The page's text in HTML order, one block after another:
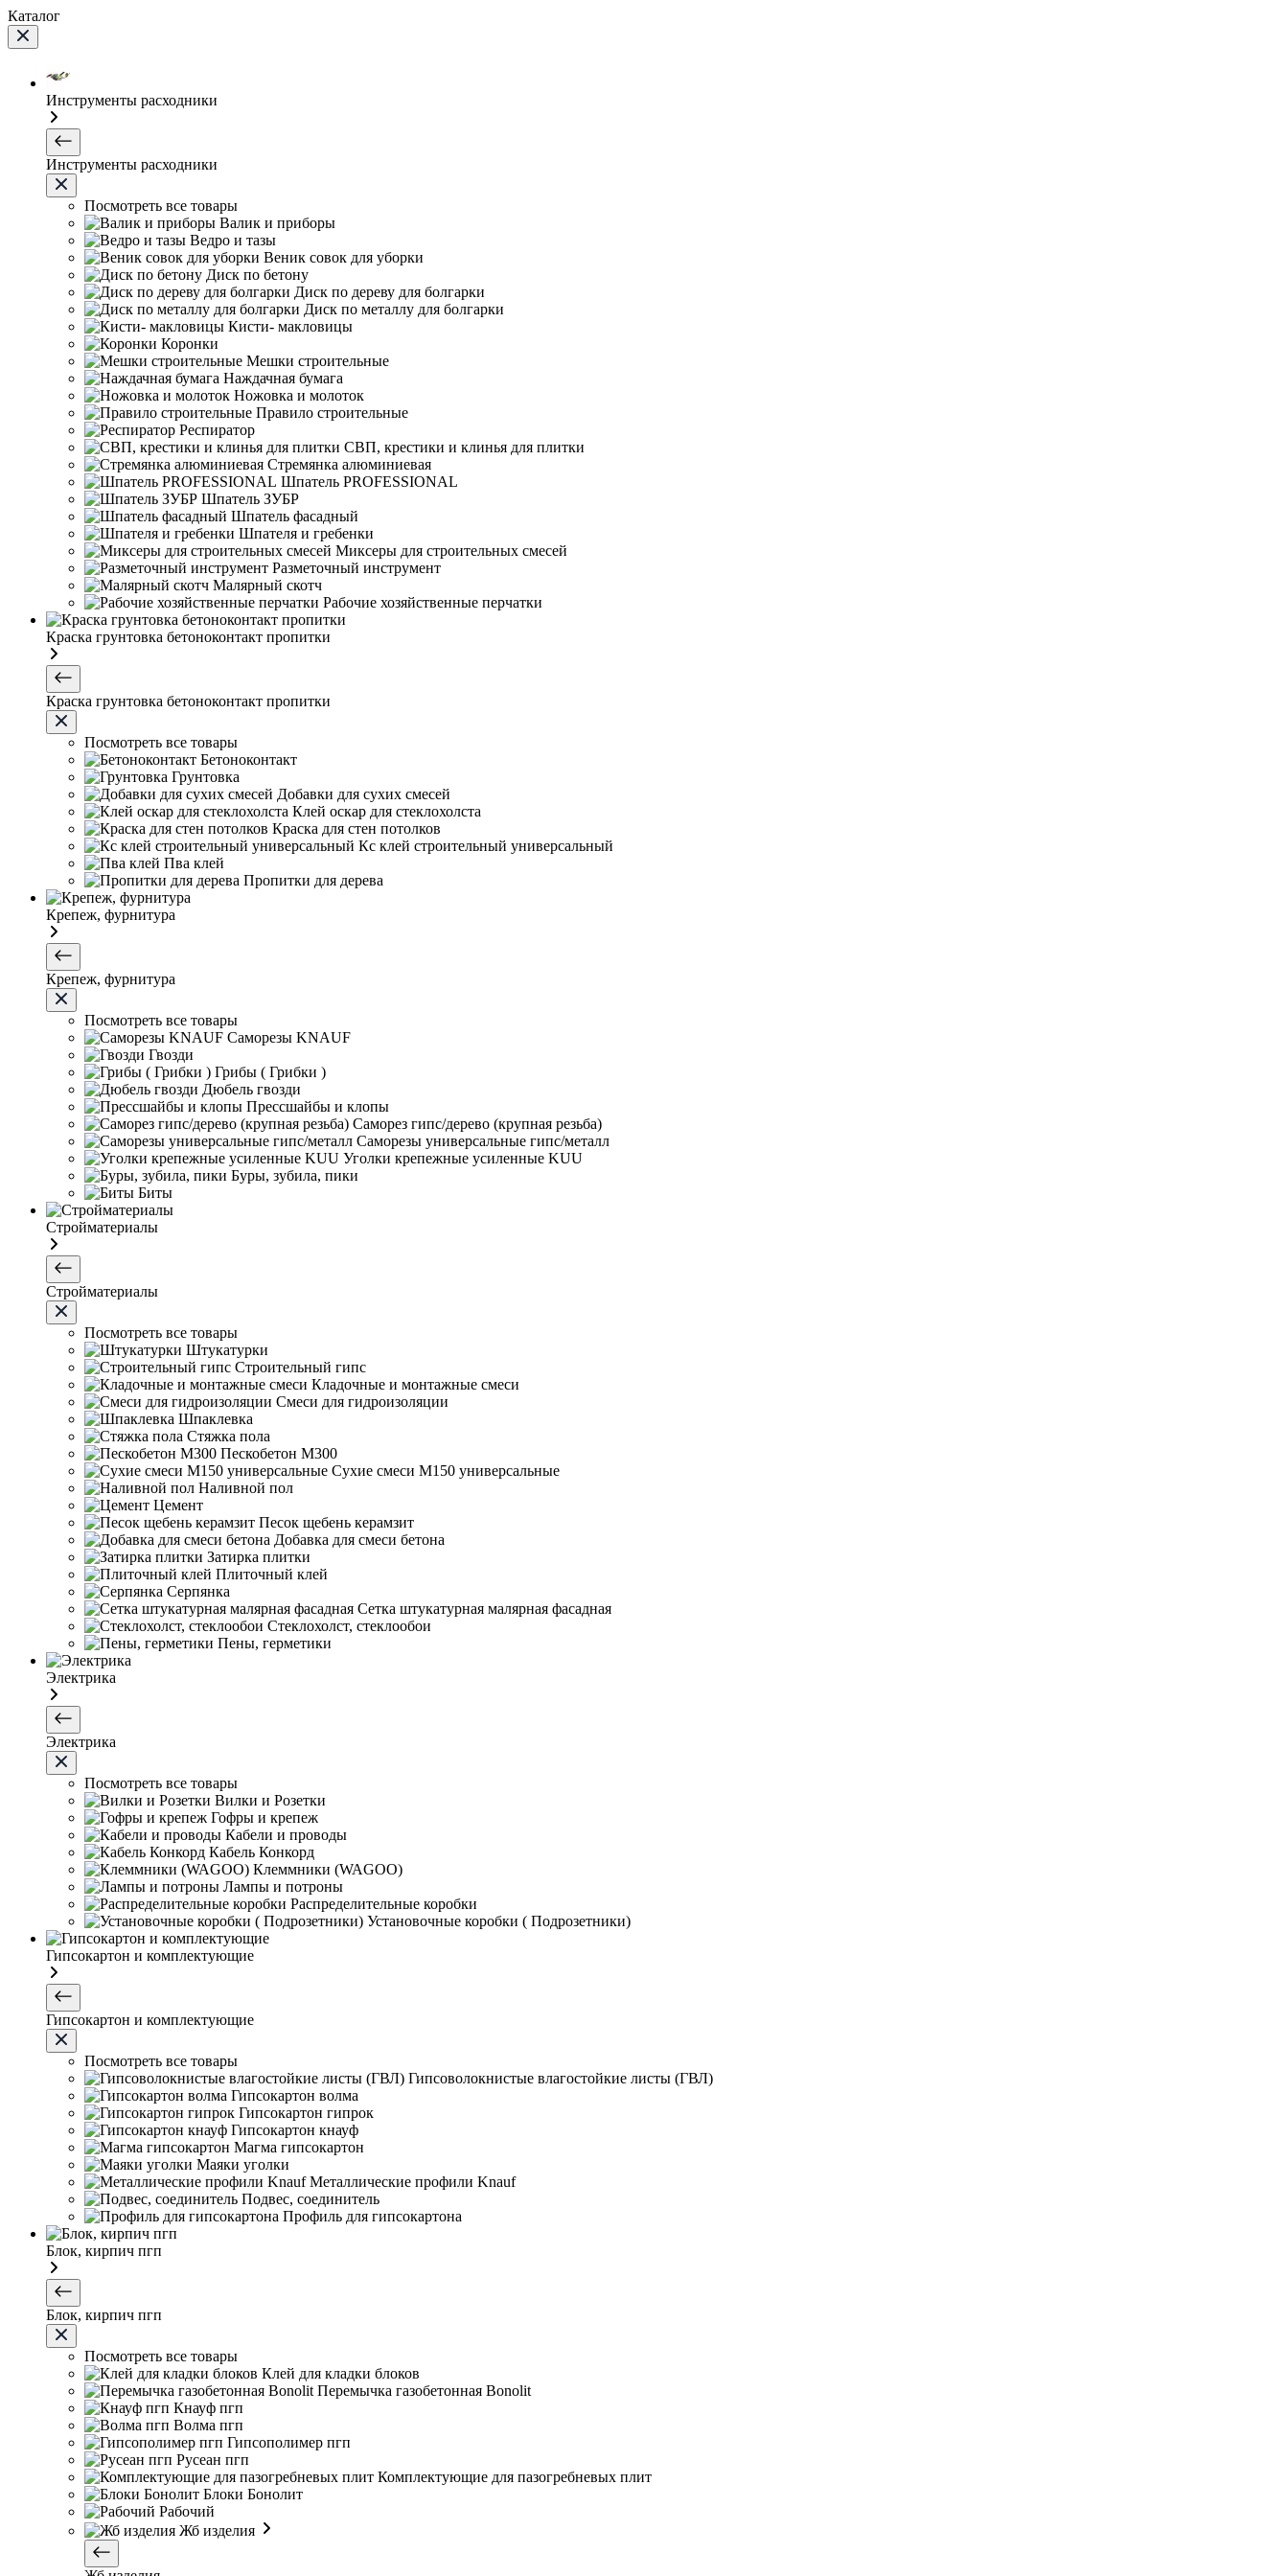
Каталог
Инструменты расходники
Инструменты расходники
Посмотреть все товары
Валик и приборы
Ведро и тазы
Веник совок для уборки
Диск по бетону
Диск по дереву для болгарки
Диск по металлу для болгарки
Кисти- макловицы
Коронки
Мешки строительные
Наждачная бумага
Ножовка и молоток
Правило строительные
Респиратор
СВП, крестики и клинья для плитки
Стремянка алюминиевая
Шпатель PROFESSIONAL
Шпатель ЗУБР
Шпатель фасадный
Шпателя и гребенки
Миксеры для строительных смесей
Разметочный инструмент
Малярный скотч
Рабочие хозяйственные перчатки
Краска грунтовка бетоноконтакт пропитки
Краска грунтовка бетоноконтакт пропитки
Посмотреть все товары
Бетоноконтакт
Грунтовка
Добавки для сухих смесей
Клей оскар для стеклохолста
Краска для стен потолков
Кс клей строительный универсальный
Пва клей
Пропитки для дерева
Крепеж, фурнитура
Крепеж, фурнитура
Посмотреть все товары
Саморезы KNAUF
Гвозди
Грибы ( Грибки )
Дюбель гвозди
Прессшайбы и клопы
Саморез гипс/дерево (крупная резьба)
Саморезы универсальные гипс/металл
Уголки крепежные усиленные KUU
Буры, зубила, пики
Биты
Стройматериалы
Стройматериалы
Посмотреть все товары
Штукатурки
Строительный гипс
Кладочные и монтажные смеси
Смеси для гидроизоляции
Шпаклевка
Стяжка пола
Пескобетон М300
Сухие смеси М150 универсальные
Наливной пол
Цемент
Песок щебень керамзит
Добавка для смеси бетона
Затирка плитки
Плиточный клей
Серпянка
Сетка штукатурная малярная фасадная
Стеклохолст, стеклообои
Пены, герметики
Электрика
Электрика
Посмотреть все товары
Вилки и Розетки
Гофры и крепеж
Кабели и проводы
Кабель Конкорд
Клеммники (WAGOО)
Лампы и потроны
Распределительные коробки
Установочные коробки ( Подрозетники)
Гипсокартон и комплектующие
Гипсокартон и комплектующие
Посмотреть все товары
Гипсоволокнистые влагостойкие листы (ГВЛ)
Гипсокартон волма
Гипсокартон гипрок
Гипсокартон кнауф
Магма гипсокартон
Маяки уголки
Металлические профили Knauf
Подвес, соединитель
Профиль для гипсокартона
Блок, кирпич пгп
Блок, кирпич пгп
Посмотреть все товары
Клей для кладки блоков
Перемычка газобетонная Bonolit
Кнауф пгп
Волма пгп
Гипсополимер пгп
Русеан пгп
Комплектующие для пазогребневых плит
Блоки Бонолит
Рабочий
Жб изделия